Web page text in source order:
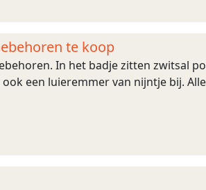
te koop
In het badje zitten zwitsal
een luieremmer van nijntje bij.